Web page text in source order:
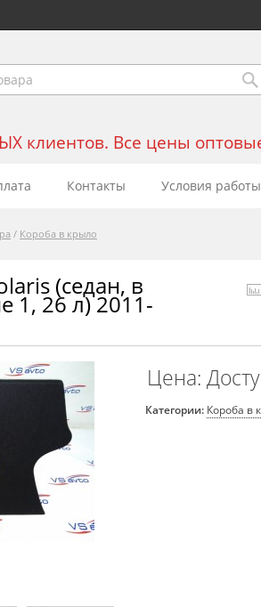
клиентов. Все цены
Контакты Условия работы
/ Короба в крыло
(седан, в
1, 26 л) 2011-
Цена:
Категории: Короба в